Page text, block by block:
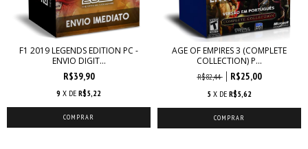
F1 2019 LEGENDS EDITION PC -
ENVIO DIGIT...
R$39,90
9 X DE R$5,22
AGE OF EMPIRES 3 (COMPLETE
COLLECTION) P...
R$82,44 R$25,00
5 X DE R$5,62